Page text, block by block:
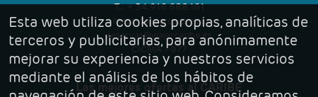
T.: + 34.916.688.161
https://viajarcaribe.es
reservas@viajarcaribe.es
CICMA - 977
Las mejores ofertas al CARIBE
Esta web utiliza cookies propias, analíticas de
terceros y publicitarias, para anónimamente
mejorar su experiencia y nuestros servicios
mediante el análisis de los hábitos de